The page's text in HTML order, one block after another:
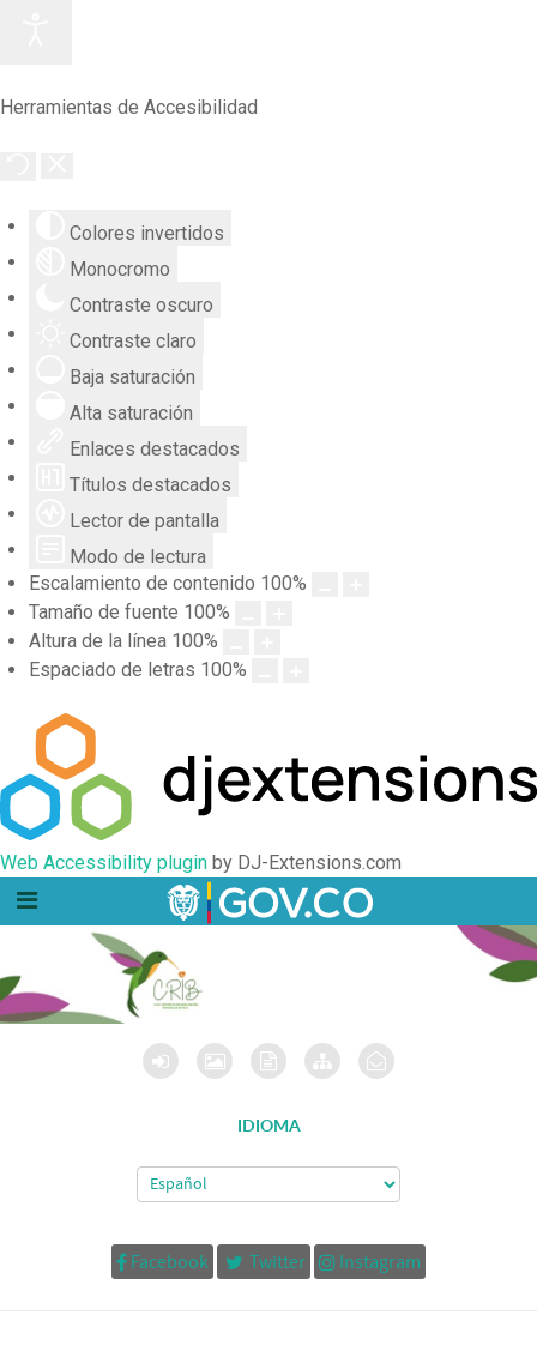
Herramientas de Accesibilidad
Colores invertidos
Monocromo
Contraste oscuro
Contraste claro
Baja saturación
Alta saturación
Enlaces destacados
Títulos destacados
Lector de pantalla
Modo de lectura
Escalamiento de contenido 100%
Tamaño de fuente 100%
Altura de la línea 100%
Espaciado de letras 100%
Web Accessibility plugin by DJ-Extensions.com
IDIOMA
Facebook Twitter Instagram